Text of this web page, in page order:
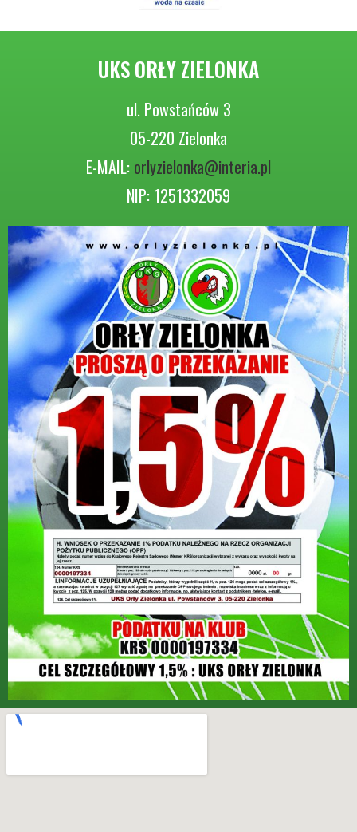
UKS ORŁY ZIELONKA
ul. Powstańców 3
05-220 Zielonka
E-MAIL: orlyzielonka@interia.pl
NIP: 1251332059